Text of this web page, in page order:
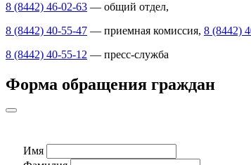
8 (8442) 46-02-63 — общий отдел,
8 (8442) 40-55-47 — приемная комиссия, 8 (8442)
8 (8442) 40-55-12 — пресс-служба
Форма обращения граждан
Имя